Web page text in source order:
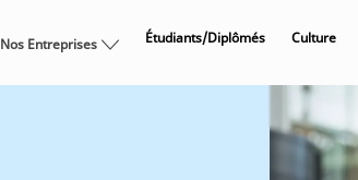
Nos Entreprises Étudiants/Diplômés Culture